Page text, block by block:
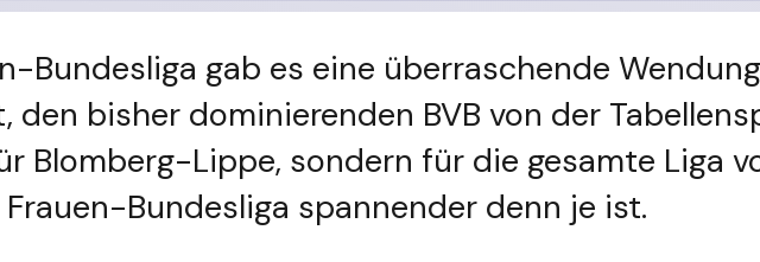
Bundesliga gab es eine überraschende
bisher dominierenden BVB von der
Blomberg-Lippe, sondern für die gesamte Liga
Bundesliga spannender denn je ist.